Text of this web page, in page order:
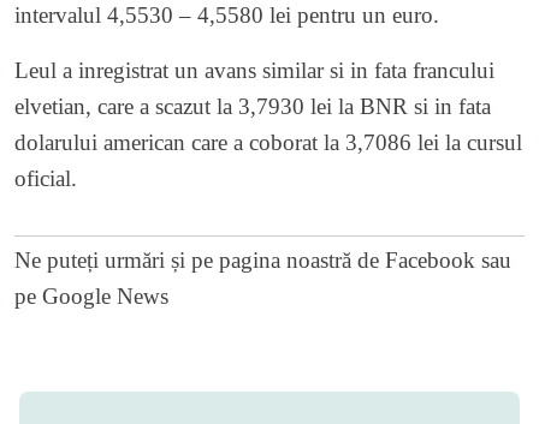
intervalul 4,5530 – 4,5580 lei pentru un euro.
Leul a inregistrat un avans similar si in fata francului
elvetian, care a scazut la 3,7930 lei la BNR si in fata
dolarului american care a coborat la 3,7086 lei la cursul
oficial.
Ne puteți urmări și pe pagina noastră de Facebook sau
pe Google News